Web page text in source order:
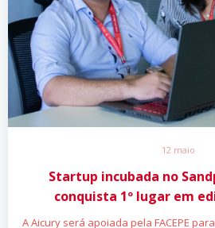
12 maio
Startup incubada no
conquista 1º lugar em
A Aicury será apoiada pela FACEPE